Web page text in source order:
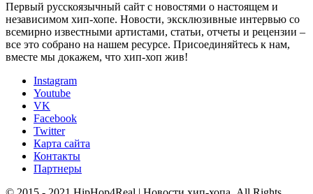
Первый русскоязычный сайт с новостями о настоящем и
независимом хип-хопе. Новости, эксклюзивные интервью со
всемирно известными артистами, статьи, отчеты и рецензии –
все это собрано на нашем ресурсе. Присоединяйтесь к нам,
вместе мы докажем, что хип-хоп жив!
Instagram
Youtube
VK
Facebook
Twitter
Карта сайта
Контакты
Партнеры